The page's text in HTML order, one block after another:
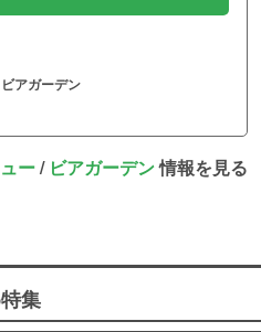
アガーデン
ー/ ビアガーデン情報を見る
集